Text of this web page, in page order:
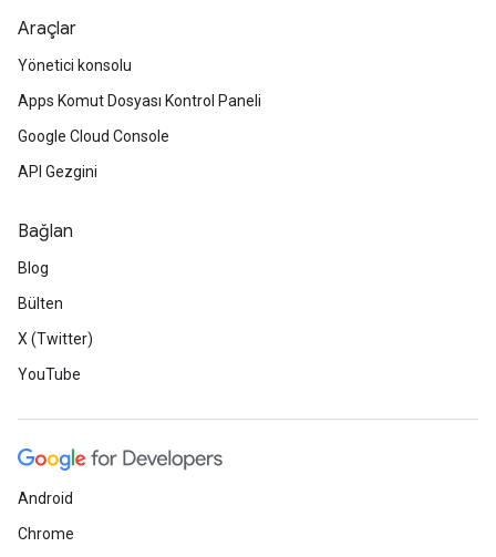
Araçlar
Yönetici konsolu
Apps Komut Dosyası Kontrol Paneli
Google Cloud Console
API Gezgini
Bağlan
Blog
Bülten
X (Twitter)
YouTube
Android
Chrome